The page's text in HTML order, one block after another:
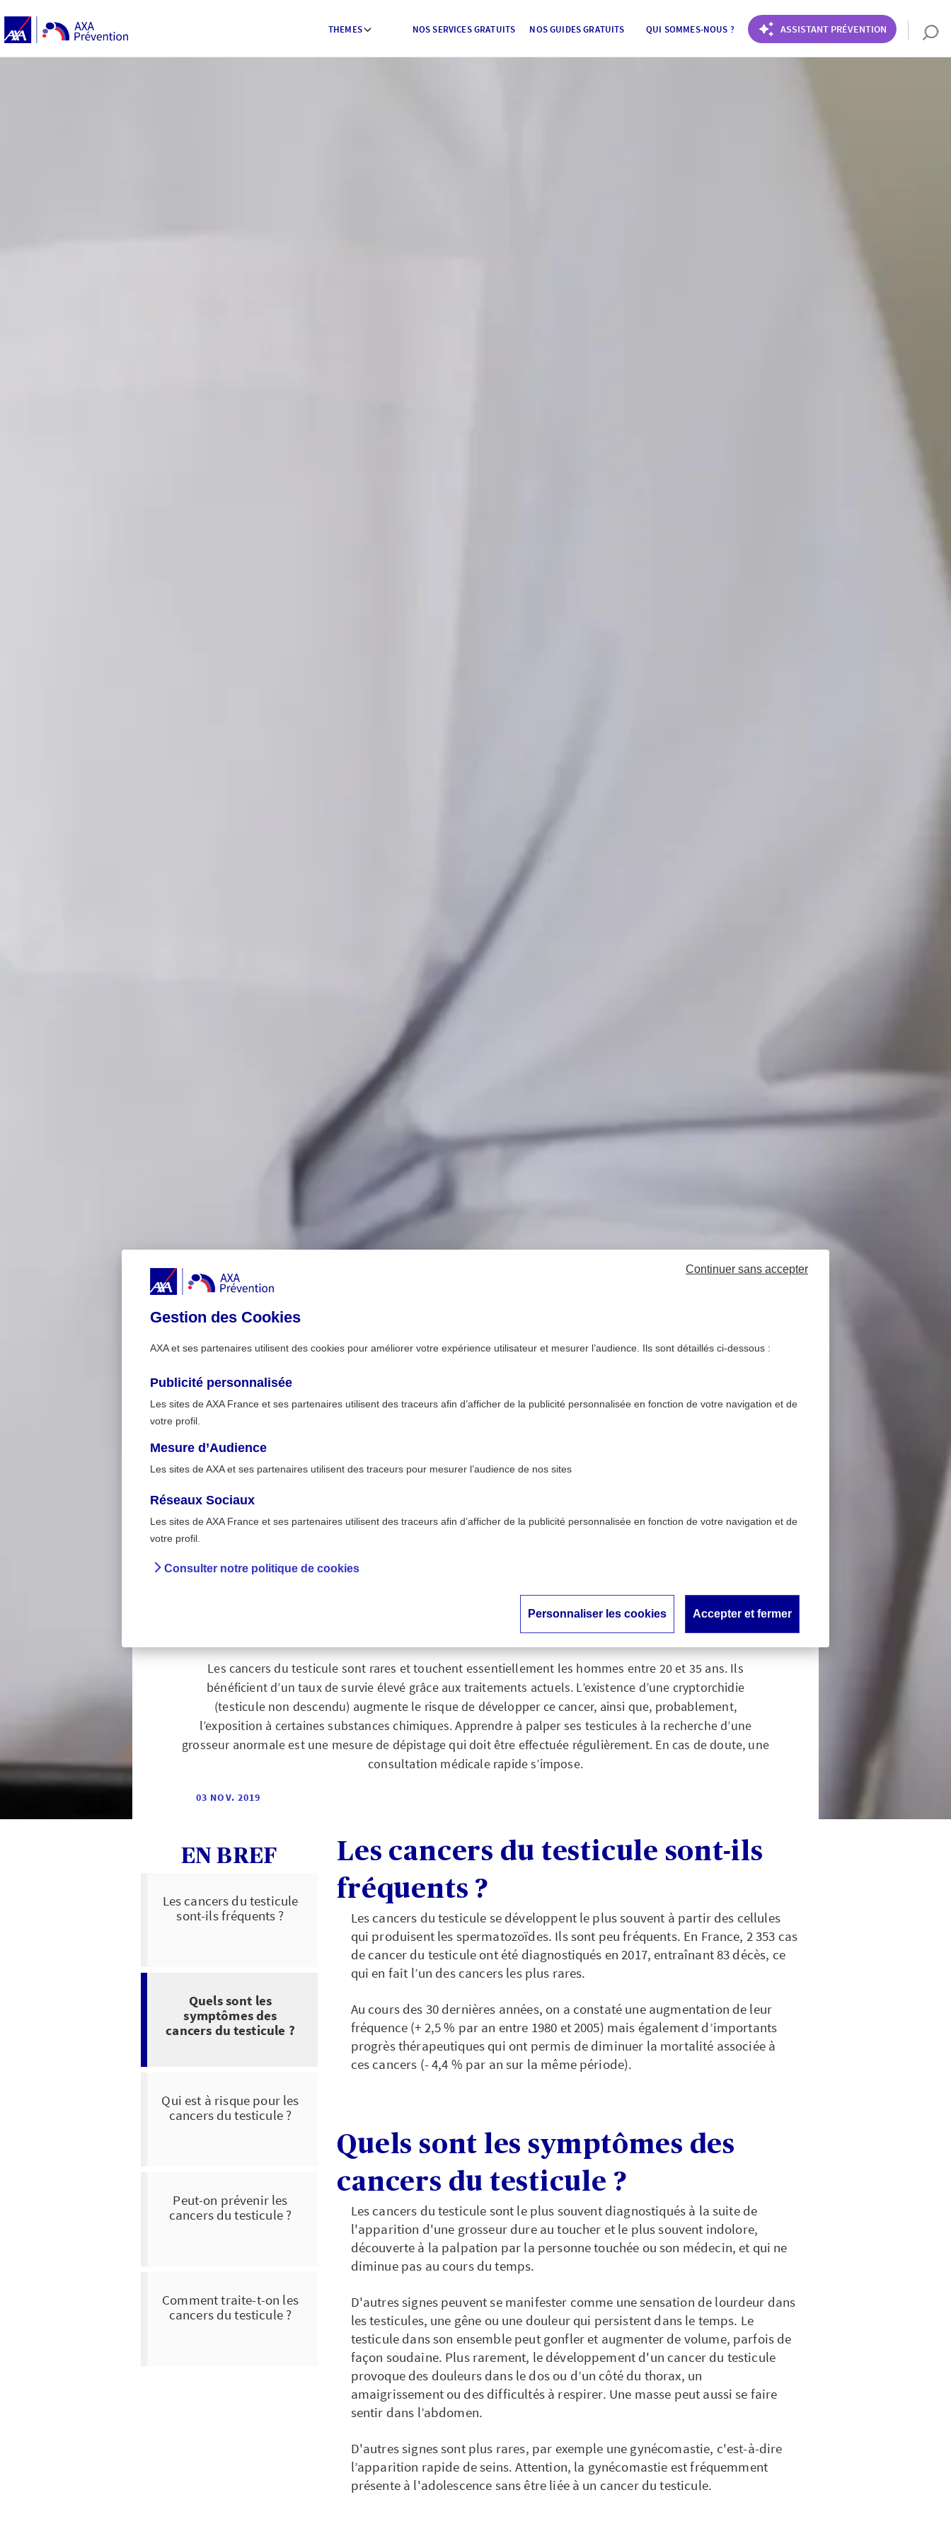
THEMES NOS SERVICES GRATUITS NOS GUIDES GRATUITS QUI SOMMES-NOUS ? ASSISTANT PRÉVENTION
Accueil
Cancers du testicule : ce qu’il faut
Les cancers du testicule sont rares et touchent essentiellement les hommes entre 20 et 35 ans. Ils
bénéficient d’un taux de survie élevé grâce aux traitements actuels. L’existence d’une cryptorchidie
(testicule non descendu) augmente le risque de développer ce cancer, ainsi que, probablement,
l’exposition à certaines substances chimiques. Apprendre à palper ses testicules à la recherche d’une
grosseur anormale est une mesure de dépistage qui doit être effectuée régulièrement. En cas de doute, une
consultation médicale rapide s’impose.
03 NOV. 2019
EN BREF
Les cancers du testicule
sont-ils fréquents ?
Quels sont les
symptômes des
cancers du testicule ?
Qui est à risque pour les
cancers du testicule ?
Peut-on prévenir les
cancers du testicule ?
Comment traite-t-on les
cancers du testicule ?
Les cancers du testicule sont-ils
fréquents ?
Les cancers du testicule se développent le plus souvent à partir des cellules
qui produisent les spermatozoïdes. Ils sont peu fréquents. En France, 2 353 cas
de cancer du testicule ont été diagnostiqués en 2017, entraînant 83 décès, ce
qui en fait l’un des cancers les plus rares.
Au cours des 30 dernières années, on a constaté une augmentation de leur
fréquence (+ 2,5 % par an entre 1980 et 2005) mais également d’importants
progrès thérapeutiques qui ont permis de diminuer la mortalité associée à
ces cancers (- 4,4 % par an sur la même période).
Quels sont les symptômes des
cancers du testicule ?
Les cancers du testicule sont le plus souvent diagnostiqués à la suite de
l'apparition d'une grosseur dure au toucher et le plus souvent indolore,
découverte à la palpation par la personne touchée ou son médecin, et qui ne
diminue pas au cours du temps.
D'autres signes peuvent se manifester comme une sensation de lourdeur dans
les testicules, une gêne ou une douleur qui persistent dans le temps. Le
testicule dans son ensemble peut gonfler et augmenter de volume, parfois de
façon soudaine. Plus rarement, le développement d'un cancer du testicule
provoque des douleurs dans le dos ou d’un côté du thorax, un
amaigrissement ou des difficultés à respirer. Une masse peut aussi se faire
sentir dans l’abdomen.
D'autres signes sont plus rares, par exemple une gynécomastie, c'est-à-dire
l’apparition rapide de seins. Attention, la gynécomastie est fréquemment
présente à l'adolescence sans être liée à un cancer du testicule.
Gestion des Cookies
AXA et ses partenaires utilisent des cookies pour améliorer votre expérience utilisateur et mesurer l’audience. Ils sont détaillés ci-dessous :
Publicité personnalisée
Les sites de AXA France et ses partenaires utilisent des traceurs afin d’afficher de la publicité personnalisée en fonction de votre navigation et de
votre profil.
Mesure d’Audience
Les sites de AXA et ses partenaires utilisent des traceurs pour mesurer l’audience de nos sites
Réseaux Sociaux
Les sites de AXA France et ses partenaires utilisent des traceurs afin d’afficher de la publicité personnalisée en fonction de votre navigation et de
votre profil.
Consulter notre politique de cookies
Continuer sans accepter
Personnaliser les cookies Accepter et fermer